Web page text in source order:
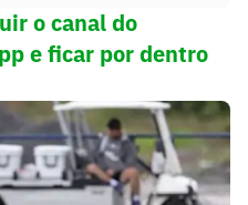
o canal do
e ficar por dentro